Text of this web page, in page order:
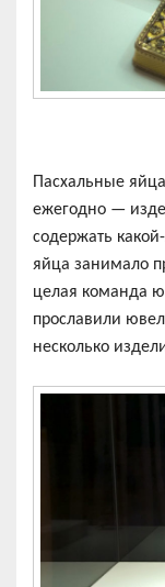
Пасхальные
ежегодно —
содержать
яйца занимало
целая команда
прославили
несколько